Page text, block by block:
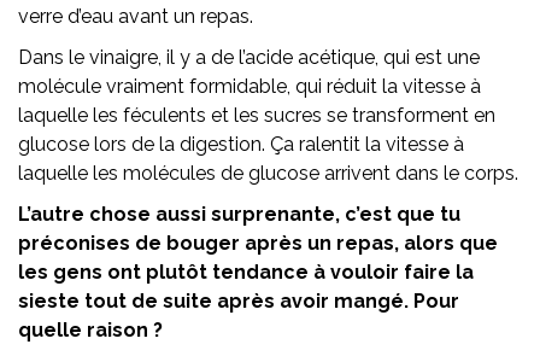
verre d’eau avant un repas.
Dans le vinaigre, il y a de l’acide acétique, qui est une
molécule vraiment formidable, qui réduit la vitesse à
laquelle les féculents et les sucres se transforment en
glucose lors de la digestion. Ça ralentit la vitesse à
laquelle les molécules de glucose arrivent dans le corps.
L’autre chose aussi surprenante, c’est que tu
préconises de bouger après un repas, alors que
les gens ont plutôt tendance à vouloir faire la
sieste tout de suite après avoir mangé. Pour
quelle raison ?